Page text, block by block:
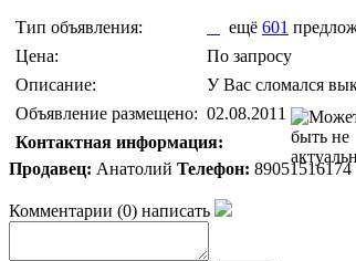
Тип объявления: ещё 601
Цена:
По запросу
Описание:
У Вас сломался
Объявление размещено: 02.08.2011
Контактная информация:
Продавец: Анатолий Телефон: 89051516174
Комментарии (0) написать